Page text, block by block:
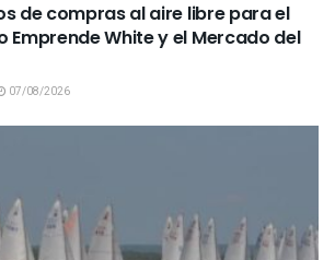
de compras al aire libre para el
Emprende White y el Mercado del
07/08/2026